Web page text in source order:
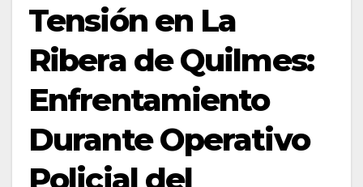
Tensión en La
Ribera de Quilmes:
Enfrentamiento
Durante Operativo
Policial del